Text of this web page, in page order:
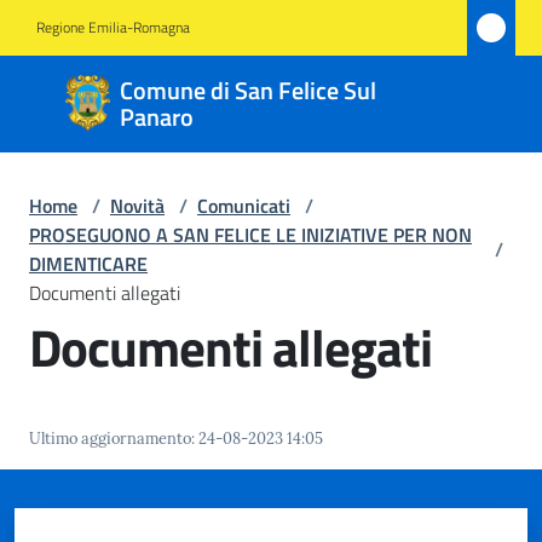
Regione Emilia-Romagna
Comune di San Felice Sul
Panaro
Comune
di San
Felice
Sul
Panaro
Amministrazione
Menu selezionato
Servizi
Home / Novità / Comunicati /
PROSEGUONO A SAN FELICE LE INIZIATIVE PER NON
DIMENTICARE
/
Documenti allegati
Documenti allegati
Ultimo aggiornamento:24-08-2023 14:05